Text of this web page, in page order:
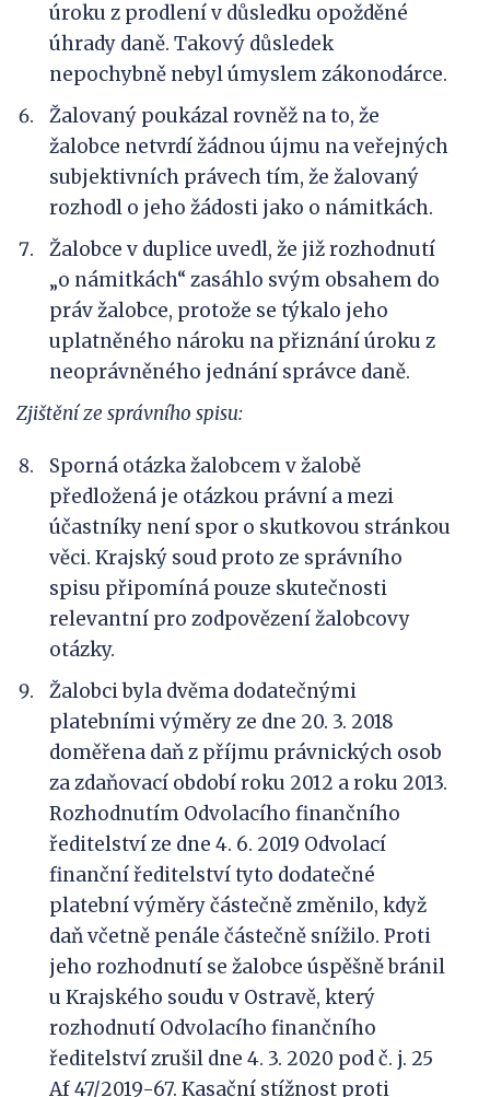
úroku z prodlení v důsledku opožděné
úhrady daně. Takový důsledek
nepochybně nebyl úmyslem zákonodárce.
Žalovaný poukázal rovněž na to, že
žalobce netvrdí žádnou újmu na veřejných
subjektivních právech tím, že žalovaný
rozhodl o jeho žádosti jako o námitkách.
Žalobce v duplice uvedl, že již rozhodnutí
„o námitkách“ zasáhlo svým obsahem do
práv žalobce, protože se týkalo jeho
uplatněného nároku na přiznání úroku z
neoprávněného jednání správce daně.
Zjištění ze správního spisu:
Sporná otázka žalobcem v žalobě
předložená je otázkou právní a mezi
účastníky není spor o skutkovou stránkou
věci. Krajský soud proto ze správního
spisu připomíná pouze skutečnosti
relevantní pro zodpovězení žalobcovy
otázky.
Žalobci byla dvěma dodatečnými
platebními výměry ze dne 20. 3. 2018
doměřena daň z příjmu právnických osob
za zdaňovací období roku 2012 a roku 2013.
Rozhodnutím Odvolacího finančního
ředitelství ze dne 4. 6. 2019 Odvolací
finanční ředitelství tyto dodatečné
platební výměry částečně změnilo, když
daň včetně penále částečně snížilo. Proti
jeho rozhodnutí se žalobce úspěšně bránil
u Krajského soudu v Ostravě, který
rozhodnutí Odvolacího finančního
ředitelství zrušil dne 4. 3. 2020 pod č. j. 25
Af 47/2019-67. Kasační stížnost proti